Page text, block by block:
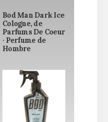
Bod Man Dark Ice
Cologne, de
Parfums De Coeur
· Perfume de
Hombre